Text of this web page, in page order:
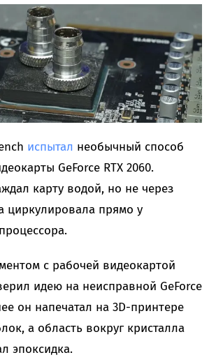
испытал необычный способ
GeForce RTX 2060.
карту водой, но не через
циркулировала прямо у
с рабочей видеокартой
идею на неисправной GeForce
он напечатал на 3D-принтере
а область вокруг кристалла
эпоксидка.